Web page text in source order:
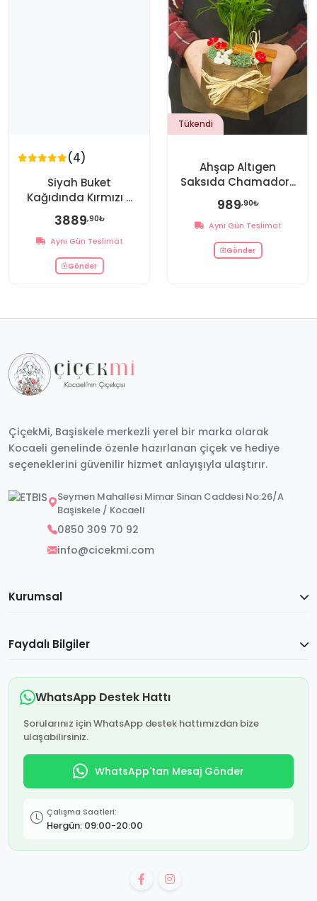
(4)
Siyah Buket
Kağıdında Kırmızı ...
3889,90₺
Aynı Gün Teslimat
Gönder
Tükendi
Ahşap Altıgen
Saksıda Chamador...
989,90₺
Aynı Gün Teslimat
Gönder
ÇiçekMi, Başiskele merkezli yerel bir marka olarak
Kocaeli genelinde özenle hazırlanan çiçek ve hediye
seçeneklerini güvenilir hizmet anlayışıyla ulaştırır.
Seymen Mahallesi Mimar Sinan Caddesi No:26/A
Başiskele / Kocaeli
0850 309 70 92
info@cicekmi.com
Kurumsal
Faydalı Bilgiler
WhatsApp Destek Hattı
Sorularınız için WhatsApp destek hattımızdan bize
ulaşabilirsiniz.
WhatsApp'tan Mesaj Gönder
Çalışma Saatleri:
Hergün: 09:00-20:00